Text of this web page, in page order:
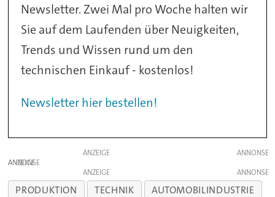
Newsletter. Zwei Mal pro Woche halten wir
Sie auf dem Laufenden über Neuigkeiten,
Trends und Wissen rund um den
technischen Einkauf - kostenlos!
Newsletter hier bestellen!
ANZEIGE
ANZEIGE
ANZEIGE
PRODUKTION TECHNIK
AUTOMOBILINDUSTRIE